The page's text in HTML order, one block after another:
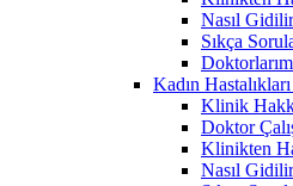
Nasıl
Sıkça
Kadın
Klinik
Doktor
Klinikten
Nasıl